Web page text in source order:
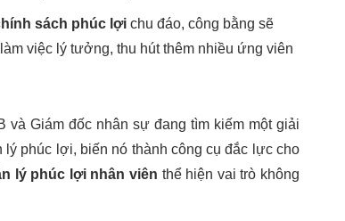
sách phúc lợi chu đáo, công bằng sẽ
việc lý tưởng, thu hút thêm nhiều ứng viên
Giám đốc nhân sự đang tìm kiếm một giải
phúc lợi, biến nó thành công cụ đắc lực cho
lý phúc lợi nhân viên thể hiện vai trò không